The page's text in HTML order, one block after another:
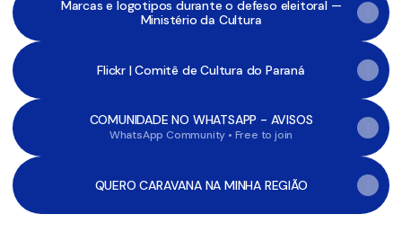
Marcas e logotipos durante o defeso eleitoral —
Ministério da Cultura
Flickr | Comitê de Cultura do Paraná
COMUNIDADE NO WHATSAPP - AVISOS
WhatsApp Community • Free to join
QUERO CARAVANA NA MINHA REGIÃO